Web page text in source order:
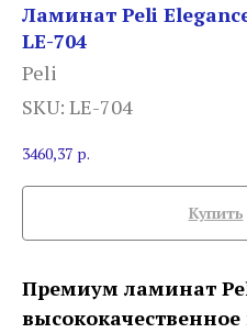
Ламинат Peli
LE-704
Peli
SKU: LE-704
3460,37 р.
Купить
Премиум ламинат